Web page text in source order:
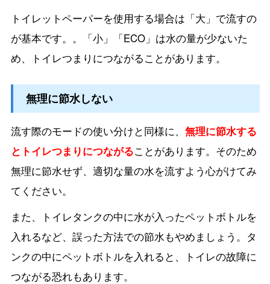
トイレットペーパーを使用する場合は「大」で流すの
が基本です。。「小」「ECO」は水の量が少ないた
め、トイレつまりにつながることがあります。
無理に節水しない
流す際のモードの使い分けと同様に、 無理に節水する
とトイレつまりにつながることがあります。そのため
無理に節水せず、適切な量の水を流すよう心がけてみ
てください。
また、トイレタンクの中に水が入ったペットボトルを
入れるなど、誤った方法での節水もやめましょう。タ
ンクの中にペットボトルを入れると、トイレの故障に
つながる恐れもあります。